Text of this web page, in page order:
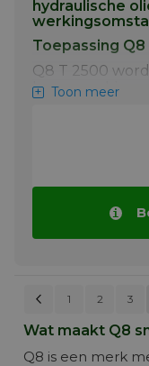
hydraulische
Toepassing Q8
Q8 T 2500
bouwmachines
rem-/
systemen. Ze
zoals ZF.
Toon meer
PAGINAPagina
Vorige
1 2 3
Wat maakt Q8
Q8 is een merk